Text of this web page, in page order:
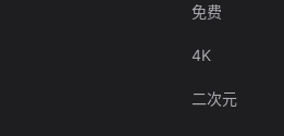
免费
4K
二次元